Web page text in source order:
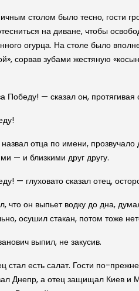
столом было тесно, гости
на диване, чтобы
огурца. На столе было
сорвав зубами жестяную
— сказал он, протягивая
назвал отца по имени,
— и близкими друг другу.
— глуховато сказал отец,
что он выпьет водку до дна,
осушил стакан, потом тоже
выпил, не закусив.
стал есть салат. Гости по-
Днепр, а отец защищал Киев и